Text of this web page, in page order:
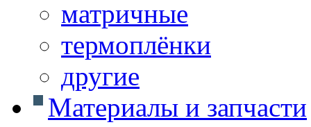
матричные
термоплёнки
другие
Материалы и запчасти